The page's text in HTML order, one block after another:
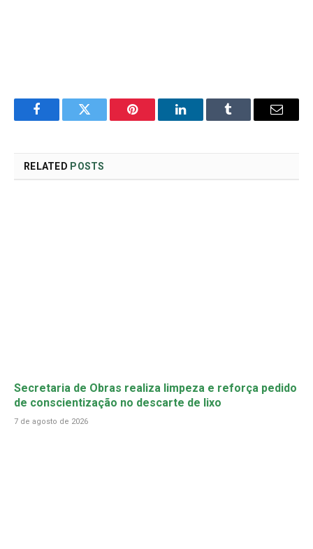
FacebookTwitter Pinterest LinkedInTumblr Email
RELATED POSTS
Secretaria de Obras realiza limpeza e reforça pedido
de conscientização no descarte de lixo
7 de agosto de 2026